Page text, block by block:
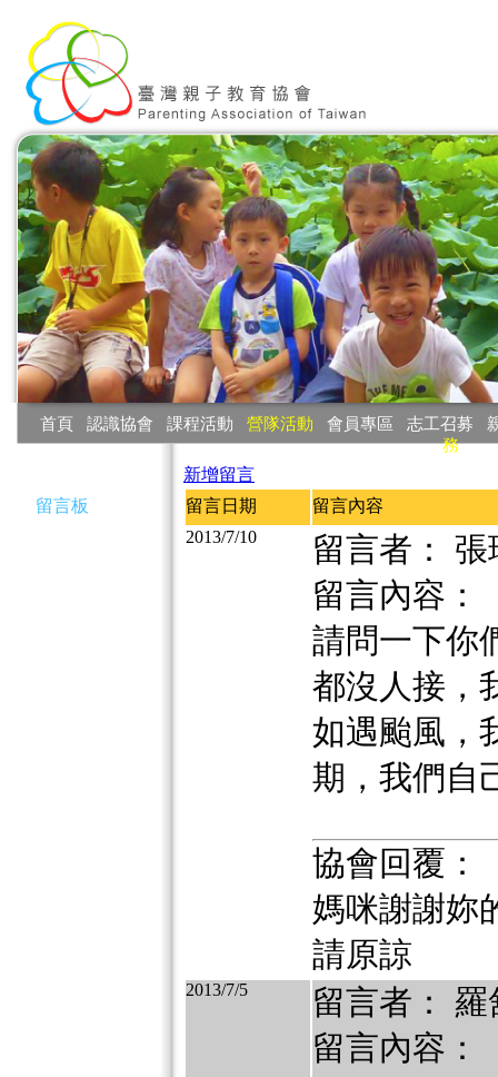
首頁 認識協會 課程活動 營隊活動 會員專區 志工召募
務
留言板
新增留言
留言日期
留言內容
2013/7/10
留言者： 張
留言內容：
請問一下你
都沒人接，
如遇颱風，
期，我們自
協會回覆：
媽咪謝謝妳
請原諒
2013/7/5
留言者： 羅
留言內容：